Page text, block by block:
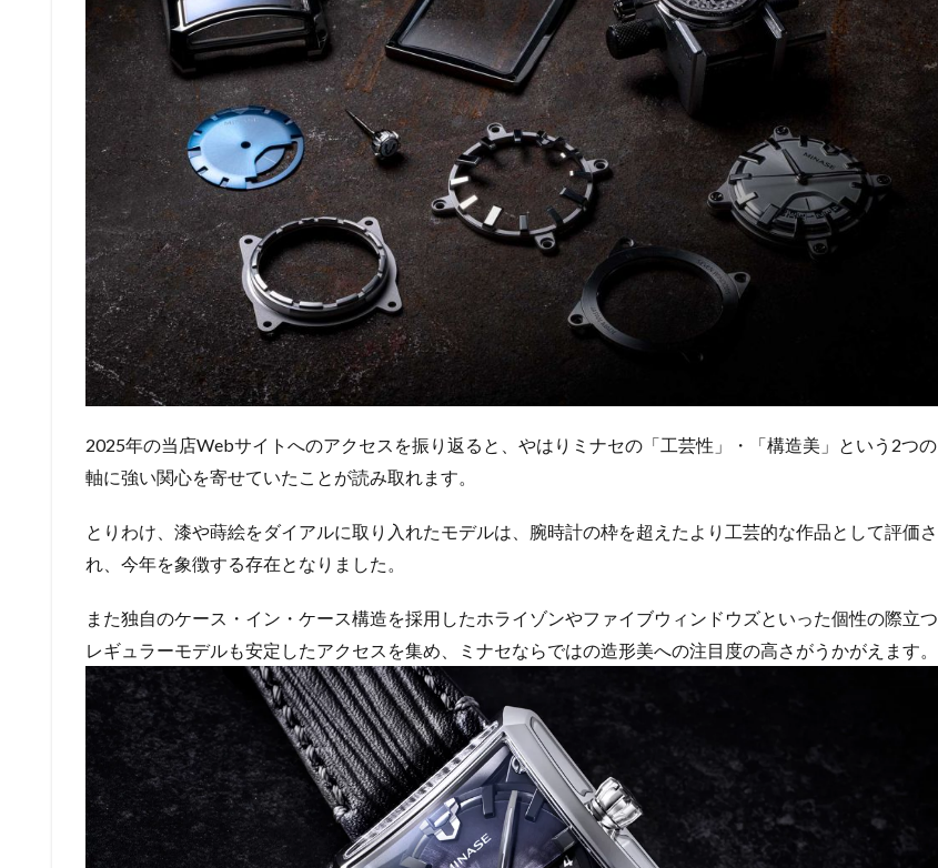
2025年の当店Webサイトへのアクセスを振り返ると、やはりミナセの「工芸性」・「構造美」という2つの
軸に強い関心を寄せていたことが読み取れます。
とりわけ、漆や蒔絵をダイアルに取り入れたモデルは、腕時計の枠を超えたより工芸的な作品として評価さ
れ、今年を象徴する存在となりました。
また独自のケース・イン・ケース構造を採用したホライゾンやファイブウィンドウズといった個性の際立つ
レギュラーモデルも安定したアクセスを集め、ミナセならではの造形美への注目度の高さがうかがえます。